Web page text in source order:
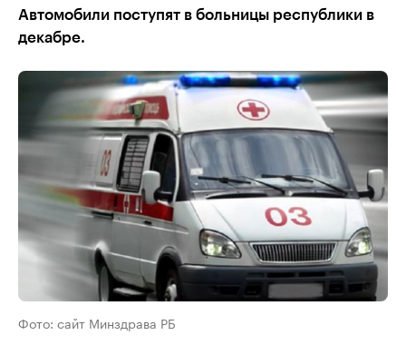
Автомобили поступят в больницы республики в
декабре.
Фото: сайт Минздрава РБ